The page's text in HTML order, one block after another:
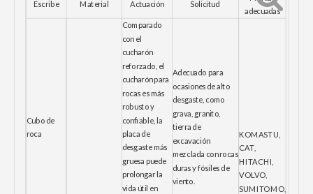
Escribe Material Actuación Solicitud
adecuadas
Cubo de
roca
Comparado
con el
cucharón
reforzado, el
cucharón para
rocas es más
robusto y
confiable, la
placa de
desgaste más
gruesa puede
prolongar la
vida útil en
Adecuado para
ocasiones de alto
desgaste, como
grava, granito,
tierra de
excavación
mezclada con rocas
duras y fósiles de
viento.
KOMASTU,
CAT,
HITACHI,
VOLVO,
SUMITOMO,